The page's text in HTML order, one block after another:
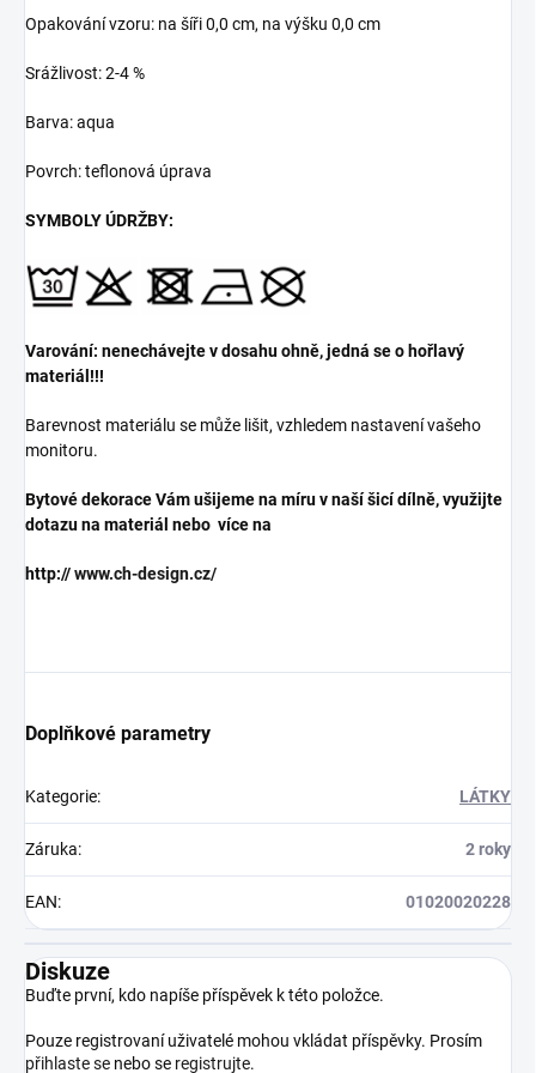
Opakování vzoru: na šíři 0,0 cm, na výšku 0,0 cm
Srážlivost: 2-4 %
Barva: aqua
Povrch: teflonová úprava
SYMBOLY ÚDRŽBY:
Varování: nenechávejte v dosahu ohně, jedná se o hořlavý
materiál!!!
Barevnost materiálu se může lišit, vzhledem nastavení vašeho
monitoru.
Bytové dekorace Vám ušijeme na míru v naší šicí dílně, využijte
dotazu na materiál nebo více na
http://www.ch-design.cz/
Doplňkové parametry
Kategorie: LÁTKY
Záruka: 2 roky
EAN: 01020020228
Diskuze
Buďte první, kdo napíše příspěvek k této položce.
Pouze registrovaní uživatelé mohou vkládat příspěvky. Prosím
přihlaste se nebo se registrujte.